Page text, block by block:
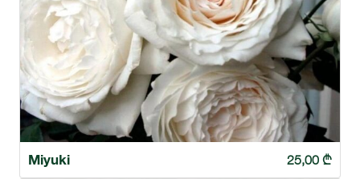
Miyuki 25,00 ₾